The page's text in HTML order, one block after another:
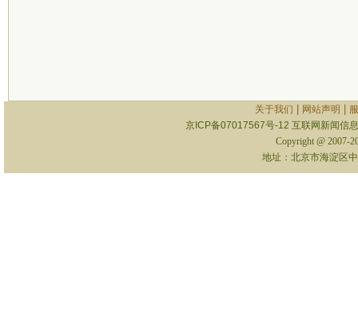
关于我们 网站声明
京ICP备07017567号-12 互联网新闻信
Copyright @ 2007-
地址：北京市海淀区